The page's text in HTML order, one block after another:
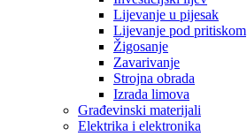
Lijevanje u pijesak
Lijevanje pod pritiskom
Žigosanje
Zavarivanje
Strojna obrada
Izrada limova
Građevinski materijali
Elektrika i elektronika